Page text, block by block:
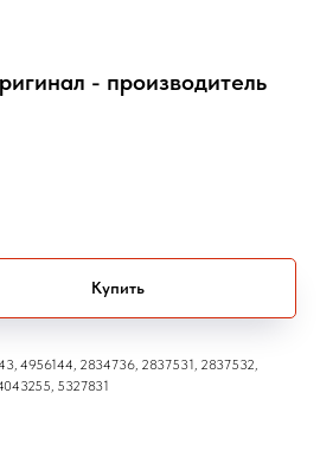
- производитель
Купить
4956144, 2834736, 2837531, 2837532,
5327831